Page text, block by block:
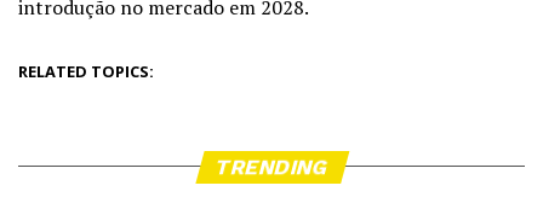
introdução no mercado em 2028.
RELATED TOPICS:
TRENDING